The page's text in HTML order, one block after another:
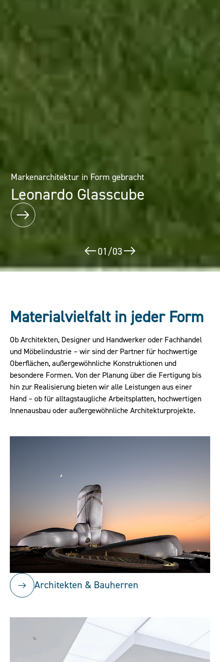
Markenarchitektur in Form gebracht
Leonardo Glasscube
Architektur als Erlebnis: Mineralwerkstofflösungen im
Designhotel
Puerta América
02/03
Materialvielfalt in jeder Form
Ob Architekten, Designer und Handwerker oder Fachhandel
und Möbelindustrie – wir sind der Partner für hochwertige
Oberflächen, außergewöhnliche Konstruktionen und
besondere Formen. Von der Planung über die Fertigung bis
hin zur Realisierung bieten wir alle Leistungen aus einer
Hand – ob für alltagstaugliche Arbeitsplatten, hochwertigen
Innenausbau oder außergewöhnliche Architekturprojekte.
Architekten & Bauherren